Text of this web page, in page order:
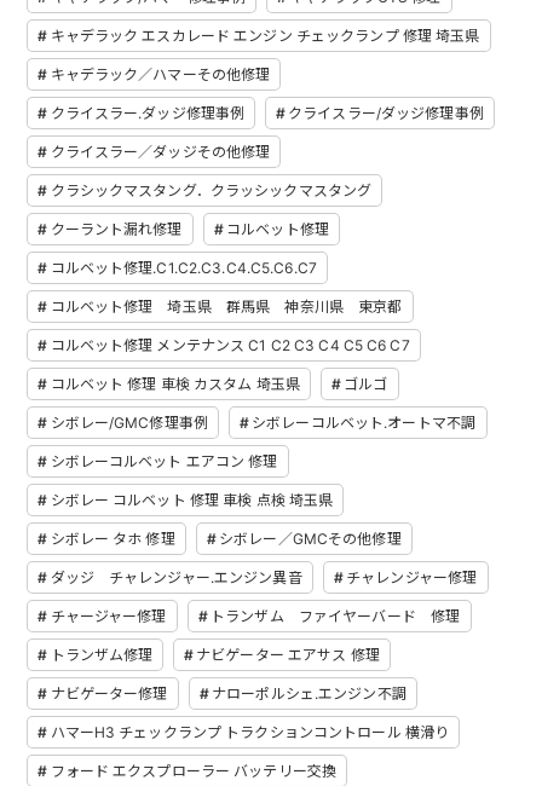
キャデラック エスカレード エンジン チェックランプ 修理 埼玉県
キャデラック／ハマーその他修理
クライスラー.ダッジ修理事例 クライスラー/ダッジ修理事例
クライスラー／ダッジその他修理
クラシックマスタング．クラッシックマスタング
クーラント漏れ修理 コルベット修理
コルベット修理.C1.C2.C3.C4.C5.C6.C7
コルベット修理 埼玉県 群馬県 神奈川県 東京都
コルベット修理 メンテナンス C1 C2 C3 C4 C5 C6 C7
コルベット 修理 車検 カスタム 埼玉県 ゴルゴ
シボレー/GMC修理事例 シボレーコルベット.オートマ不調
シボレーコルベット エアコン 修理
シボレー コルベット 修理 車検 点検 埼玉県
シボレー タホ 修理 シボレー／GMCその他修理
ダッジ チャレンジャー.エンジン異音 チャレンジャー修理
チャージャー修理 トランザム ファイヤーバード 修理
トランザム修理 ナビゲーター エアサス 修理
ナビゲーター修理 ナローポルシェ.エンジン不調
ハマーH3 チェックランプ トラクションコントロール 横滑り
フォード エクスプローラー バッテリー交換